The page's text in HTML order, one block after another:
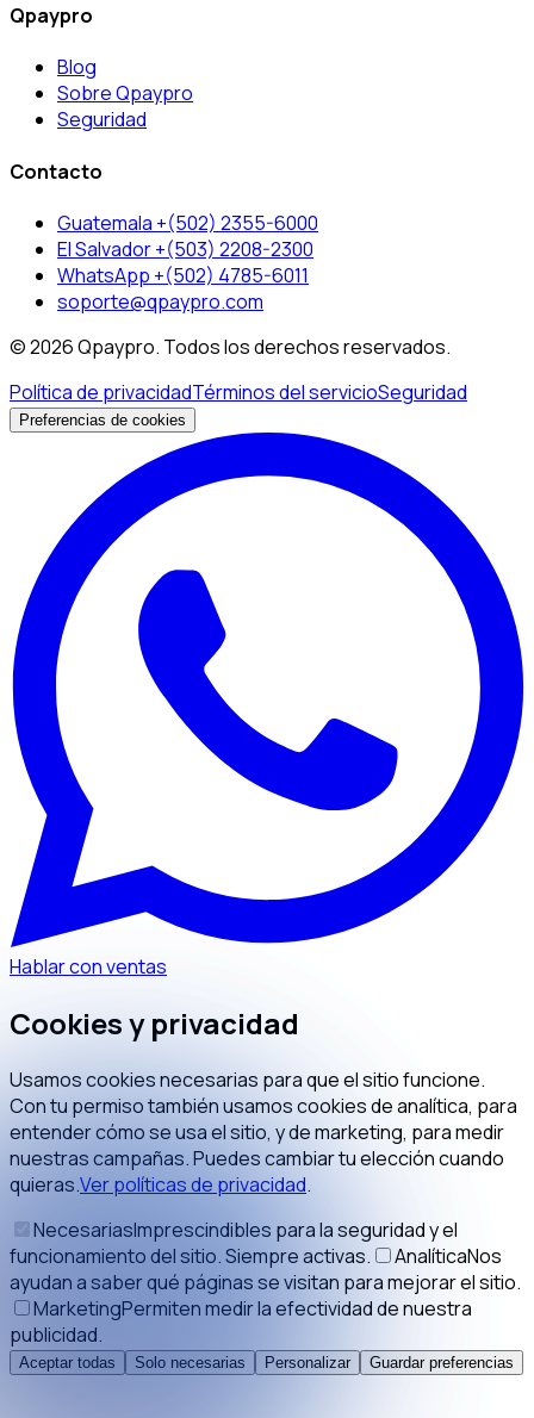
Qpaypro
Blog
Sobre Qpaypro
Seguridad
Contacto
Guatemala +(502) 2355-6000
El Salvador +(503) 2208-2300
WhatsApp +(502) 4785-6011
soporte@qpaypro.com
© 2026 Qpaypro. Todos los derechos reservados.
Política de privacidadTérminos del servicioSeguridad
Preferencias de cookies
Hablar con ventas
Cookies y privacidad
Usamos cookies necesarias para que el sitio funcione.
Con tu permiso también usamos cookies de analítica, para
entender cómo se usa el sitio, y de marketing, para medir
nuestras campañas. Puedes cambiar tu elección cuando
quieras.Ver políticas de privacidad.
NecesariasImprescindibles para la seguridad y el
funcionamiento del sitio. Siempre activas.
AnalíticaNos
ayudan a saber qué páginas se visitan para mejorar el sitio.
MarketingPermiten medir la efectividad de nuestra
publicidad.
Aceptar todas Solo necesarias Personalizar Guardar preferencias